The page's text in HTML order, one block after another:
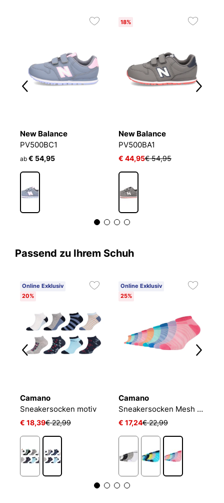
New Balance
PV500BC1
ab € 54,95
18%
New Balance
PV500BA1
€ 44,95€ 54,95
Passend zu Ihrem Schuh
Online Exklusiv
20%
Camano
Sneakersocken motiv
€ 18,39€ 22,99
Online Exklusiv
25%
Camano
Sneakersocken Mesh Ventilation
€ 17,24€ 22,99